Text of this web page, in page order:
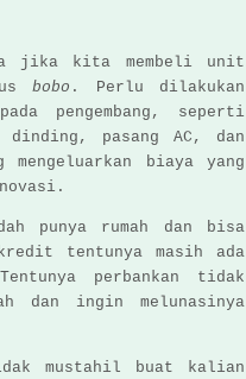
jika kita membeli unit
bobo . Perlu dilakukan
pengembang, seperti
dinding, pasang AC, dan
biaya yang
punya rumah dan bisa
tentunya masih ada
perbankan tidak
dan ingin melunasinya
mustahil buat kalian